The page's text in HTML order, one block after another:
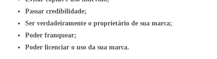
Passar credibilidade;
Ser verdadeiramente o proprietário de sua marca;
Poder franquear;
Poder licenciar o uso da sua marca.